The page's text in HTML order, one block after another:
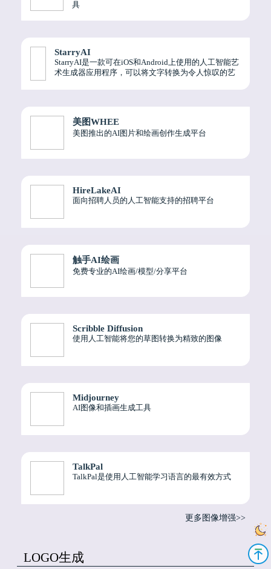
具
StarryAI
StarryAI是一款可在iOS和Android上使用的人工智能艺
术生成器应用程序，可以将文字转换为令人惊叹的艺
美图WHEE
美图推出的AI图片和绘画创作生成平台
HireLakeAI
面向招聘人员的人工智能支持的招聘平台
触手AI绘画
免费专业的AI绘画/模型/分享平台
Scribble Diffusion
使用人工智能将您的草图转换为精致的图像
Midjourney
AI图像和插画生成工具
TalkPal
TalkPal是使用人工智能学习语言的最有效方式
更多图像增强>>
LOGO生成